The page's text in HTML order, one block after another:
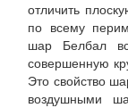
отличить
по всему
шар Белбал
совершенную
Это свойство
воздушными